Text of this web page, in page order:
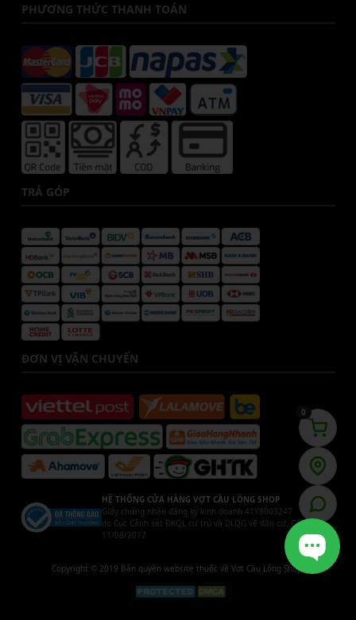
PHƯƠNG THỨC THANH TOÁN
TRẢ GÓP
ĐƠN VỊ VẬN CHUYỂN
HỆ THỐNG CỬA HÀNG VỢT CẦU LÔNG SHOP
Giấy chứng nhận đăng ký kinh doanh 41Y8003247
do Cục Cảnh sát ĐKQL cư trú và DLQG về dân cư. Cấp ngày
11/08/2017
Copyright © 2019 Bản quyền website thuộc về Vợt Cầu Lông Shop.
0